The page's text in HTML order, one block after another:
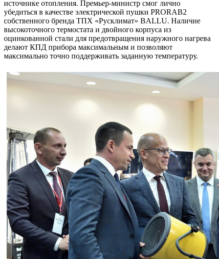
источнике отопления. Премьер-министр смог лично
убедиться в качестве электрической пушки PRORAB2
собственного бренда ТПХ «Русклимат» BALLU. Наличие
высокоточного термостата и двойного корпуса из
оцинкованной стали для предотвращения наружного нагрева
делают КПД прибора максимальным и позволяют
максимально точно поддерживать заданную температуру.